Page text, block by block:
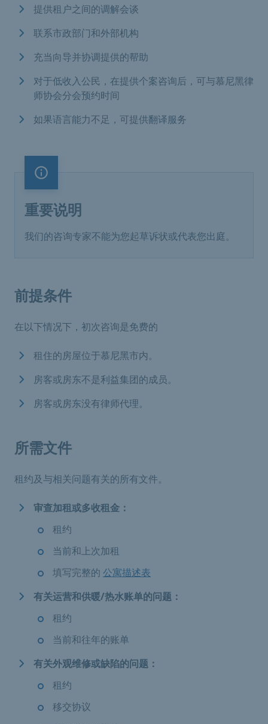
提供租户之间的调解会谈
联系市政部门和外部机构
充当向导并协调提供的帮助
对于低收入公民，在提供个案咨询后，可与慕尼黑律
师协会分会预约时间
如果语言能力不足，可提供翻译服务
重要说明
重要说明
我们的咨询专家不能为您起草诉状或代表您出庭。
前提条件
在以下情况下，初次咨询是免费的
租住的房屋位于慕尼黑市内。
房客或房东不是利益集团的成员。
房客或房东没有律师代理。
所需文件
租约及与相关问题有关的所有文件。
审查加租或多收租金：
租约
当前和上次加租
填写完整的 公寓描述表
有关运营和供暖/热水账单的问题：
租约
当前和往年的账单
有关外观维修或缺陷的问题：
租约
移交协议